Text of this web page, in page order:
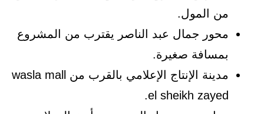
من المول.
محور جمال عبد الناصر يقترب من المشروع
بمسافة صغيرة.
مدينة الإنتاج الإعلامي بالقرب من wasla mall
el sheikh zayed.